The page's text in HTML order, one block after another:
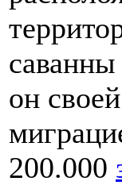
он
200.000